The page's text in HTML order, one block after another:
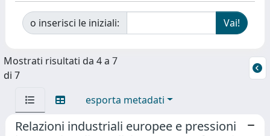
o inserisci le iniziali:
Mostrati risultati da 4 a 7
di 7
esporta metadati
Relazioni industriali europee e pressioni